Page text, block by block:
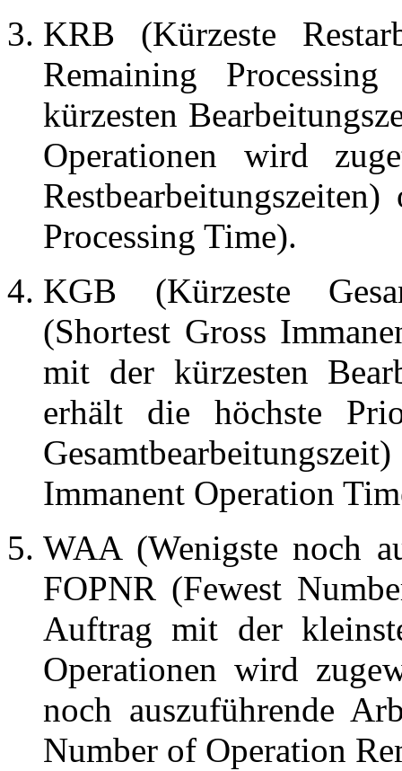
KRB (Kürzeste
Remaining
kürzesten
Operationen wird
Processing Time).
KGB (Kürzeste
(Shortest Gross
mit der kürzesten
erhält die höchste
Immanent Operation
WAA (Wenigste noch
FOPNR (Fewest
Auftrag mit der
Operationen wird
noch auszuführende
Number of Operation